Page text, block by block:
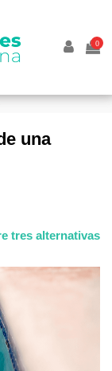
0
una
tres alternativas